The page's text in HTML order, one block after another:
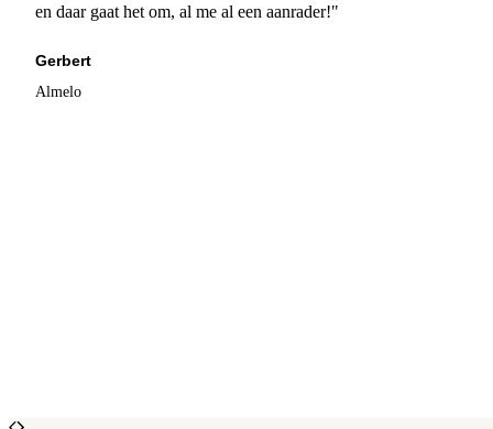
en daar gaat het om, al me al een aanrader!"
Gerbert
Almelo